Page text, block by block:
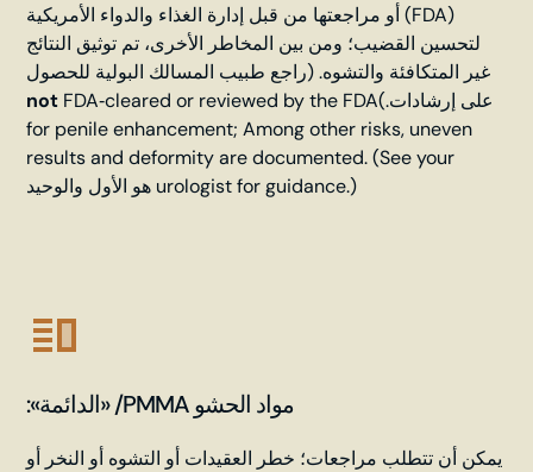
(FDA) أو مراجعتها من قبل إدارة الغذاء والدواء الأمريكية
لتحسين القضيب؛ ومن بين المخاطر الأخرى، تم توثيق النتائج
غير المتكافئة والتشوه. (راجع طبيب المسالك البولية للحصول
على إرشادات.)
not FDA‑cleared or reviewed by the FDA
for penile enhancement; Among other risks, uneven
results and deformity are documented. (See your
urologist for guidance.) هو الأول والوحيد
مواد الحشو PMMA/ «الدائمة»:
يمكن أن تتطلب مراجعات؛ خطر العقيدات أو التشوه أو النخر أو